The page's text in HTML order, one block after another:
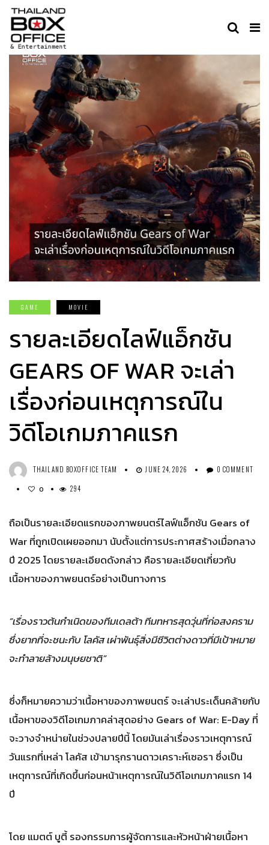
GAME MOVIE
รายละเอียดไลฟ์แอ็กชัน
GEARS OF WAR จะเล่า
เรื่องก่อนเหตุการณ์ใน
วิดีโอเกมภาคแรก
THAILAND BOXOFFICE TEAM JUNE 24, 2026 0 COMMENT
0 294
ถือเป็นรายละเอียดแรกของภาพยนตร์ไลฟ์แอ็กชัน Gears of
War ที่ถูกเปิดเผยออกมา นับตั้งแต่การประกาศสร้างเมื่อกลาง
ปี 2025 โดยรายละเอียดดังกล่าว คือรายละเอียดเกี่ยวกับ
เนื้อหาของภาพยนตร์อย่างเป็นทางการ
“เรื่องราวต้นกำเนิดของทีมเดลต้า ทีมทหารสุดวุ่นที่ก่อสงคราม
ซึ่งยากที่จะชนะกับ โลคัส เผ่าพันธุ์สิ่งมีชีวิตต่างดาวที่มีเป้าหมาย
จะทำลายล้างมนุษยชาติ”
ซึ่งก็หมายความว่าเนื้อหาของภาพยนตร์ จะเล่าประเด็นคล้ายกับ
เนื้อหาของวิดีโอเกมภาคล่าสุดอย่าง Gears of War: E-Day ที่
จะวางจำหน่ายในช่วงปลายปีนี้ โดยมันเล่าเรื่องราวเหตุการณ์
วันแรกที่เหล่า โลคัส เข้ามารุกรานดาวเคราะห์เซอรา ซึ่งเป็น
เหตุการณ์ที่เกิดขึ้นก่อนหน้าเหตุการณ์ในวิดีโอเกมภาคแรก 14
ปี
โดย แมตต์ บูตี้ รองกรรมการผู้จัดการและหัวหน้าฝ่ายเนื้อหา